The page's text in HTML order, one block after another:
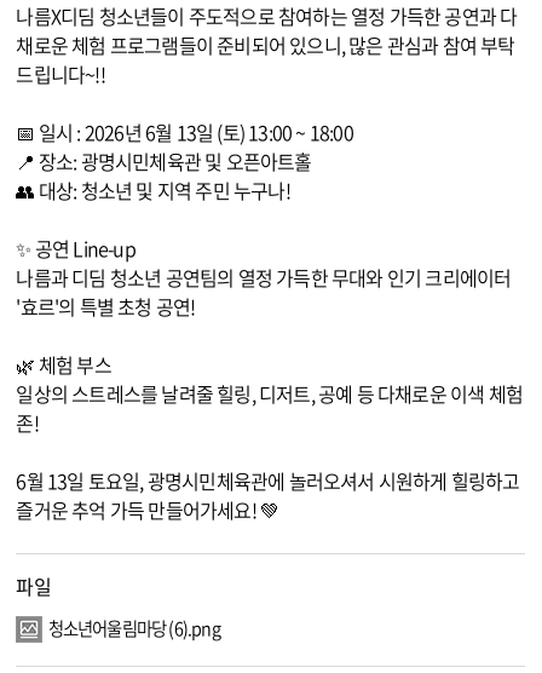
나름X디딤 청소년들이 주도적으로 참여하는 열정 가득한 공연과 다
채로운 체험 프로그램들이 준비되어 있으니, 많은 관심과 참여 부탁
드립니다~!!
📅 일시 : 2026년 6월 13일 (토) 13:00 ~ 18:00
📍 장소: 광명시민체육관 및 오픈아트홀
👥 대상: 청소년 및 지역 주민 누구나!
✨ 공연 Line-up
나름과 디딤 청소년 공연팀의 열정 가득한 무대와 인기 크리에이터
'효르'의 특별 초청 공연!
🌿 체험 부스
일상의 스트레스를 날려줄 힐링, 디저트, 공예 등 다채로운 이색 체험
존!
6월 13일 토요일, 광명시민체육관에 놀러오셔서 시원하게 힐링하고
즐거운 추억 가득 만들어가세요! 💚
파일
청소년어울림마당 (6).png